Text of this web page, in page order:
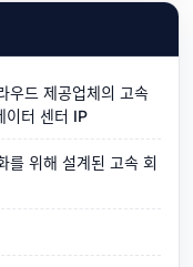
우드 제공업체의 고속
터 센터 IP
를 위해 설계된 고속 회